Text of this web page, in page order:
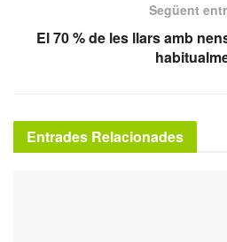
Següent
El 70 % de les llars amb
Entrades Relacionades